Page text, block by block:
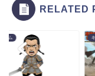
RELATED
ダム